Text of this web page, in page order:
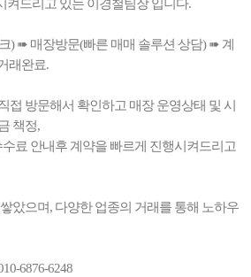
켜드리고 있는 이경철팀장 입니다.
) ➠ 매장방문(빠른 매매 솔루션 상담) ➠ 계
래완료.
접 방문해서 확인하고 매장 운영상태 및 시
책정,
료 안내후 계약을 빠르게 진행시켜드리고
았으며, 다양한 업종의 거래를 통해 노하우
6876-6248